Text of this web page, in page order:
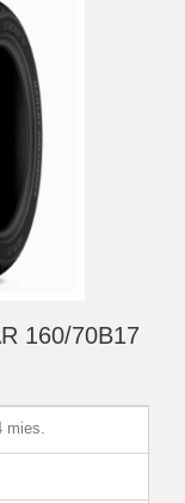
160/70B17
mies.